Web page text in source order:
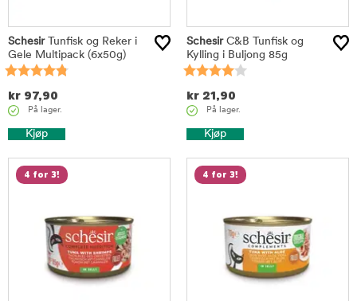
SchesirTunfisk og Reker i
Gele Multipack (6x50g)
kr 97,90
På lager.
Kjøp
SchesirC&B Tunfisk og
Kylling i Buljong 85g
kr 21,90
På lager.
Kjøp
4 for 3! 4 for 3!